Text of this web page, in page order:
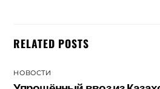
RELATED POSTS
НОВОСТИ